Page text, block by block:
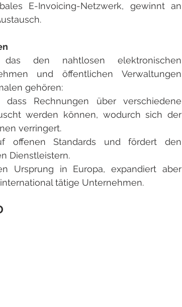
E-Invoicing-Netzwerk, gewinnt an
den nahtlosen elektronischen
und öffentlichen Verwaltungen
gehören:
Rechnungen über verschiedene
werden können, wodurch sich der
verringert.
offenen Standards und fördert den
Dienstleistern.
Ursprung in Europa, expandiert aber
tätige Unternehmen.